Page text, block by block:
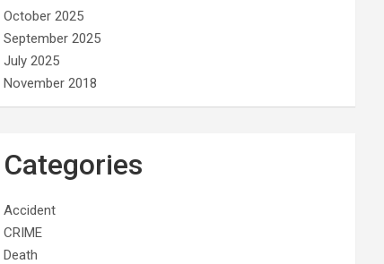
October 2025
September 2025
July 2025
November 2018
Categories
Accident
CRIME
Death